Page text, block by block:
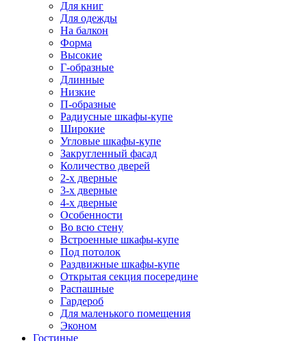
Для книг
Для одежды
На балкон
Форма
Высокие
Г-образные
Длинные
Низкие
П-образные
Радиусные шкафы-купе
Широкие
Угловые шкафы-купе
Закругленный фасад
Количество дверей
2-х дверные
3-х дверные
4-х дверные
Особенности
Во всю стену
Встроенные шкафы-купе
Под потолок
Раздвижные шкафы-купе
Открытая секция посередине
Распашные
Гардероб
Для маленького помещения
Эконом
Гостиные